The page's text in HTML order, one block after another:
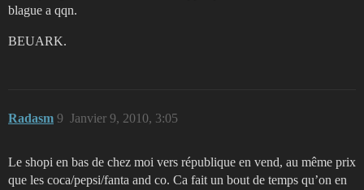
blague a qqn.
BEUARK.
Radasm Janvier 9, 2010, 3:05
9
Le shopi en bas de chez moi vers république en vend, au même prix
que les coca/pepsi/fanta and co. Ca fait un bout de temps qu’on en